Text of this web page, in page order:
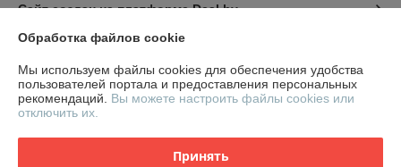
Сайт создан на платформе Deal.by
Информация для покупателя
Юридическое лицо: ООО "СтилТехГрупп"
220069, г. Минск, ул. Щорса 3-я, дом 9,офис 305
Обработка файлов cookie
Мы используем файлы cookies для обеспечения удобства
пользователей портала и предоставления персональных
рекомендаций. Вы можете настроить файлы cookies или
отключить их.
Принять